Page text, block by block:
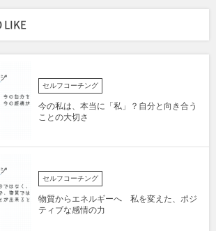
LIKE
セルフコーチング
今の私は、本当に「私」？自分と向き合う
ことの大切さ
セルフコーチング
物質からエネルギーへ 私を変えた、ポジ
ティブな感情の力